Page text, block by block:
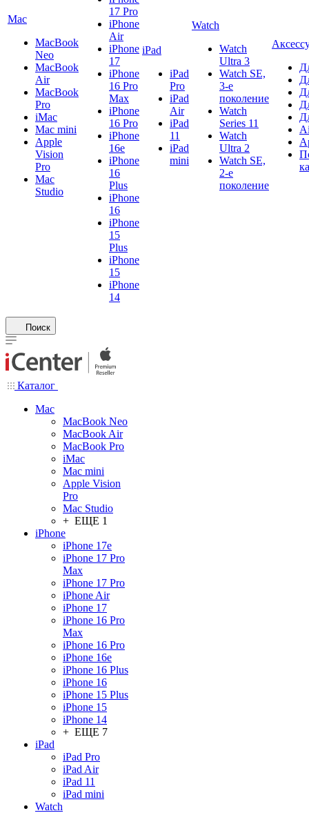
Mac
MacBook
Neo
MacBook
Air
MacBook
Pro
iMac
Mac mini
Apple
Vision
Pro
Mac
Studio
17 Pro
iPhone
Air
iPhone
17
iPhone
16 Pro
Max
iPhone
16 Pro
iPhone
16e
iPhone
16
Plus
iPhone
16
iPhone
15
Plus
iPhone
15
iPhone
14
iPad
iPad
Pro
iPad
Air
iPad
11
iPad
mini
Watch
Watch
Ultra 3
Watch SE,
3-е
поколение
Watch
Series 11
Watch
Ultra 2
Watch SE,
2-е
поколение
Поиск
Каталог
Mac
MacBook Neo
MacBook Air
MacBook Pro
iMac
Mac mini
Apple Vision
Pro
Mac Studio
+ ЕЩЕ 1
iPhone
iPhone 17e
iPhone 17 Pro
Max
iPhone 17 Pro
iPhone Air
iPhone 17
iPhone 16 Pro
Max
iPhone 16 Pro
iPhone 16e
iPhone 16 Plus
iPhone 16
iPhone 15 Plus
iPhone 15
iPhone 14
+ ЕЩЕ 7
iPad
iPad Pro
iPad Air
iPad 11
iPad mini
Watch